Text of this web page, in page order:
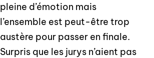
pleine d’émotion mais
l’ensemble est peut-être trop
austère pour passer en finale.
Surpris que les jurys n’aient pas